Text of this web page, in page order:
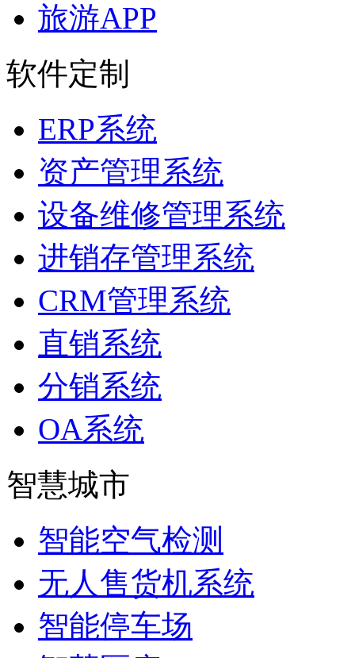
旅游APP
软件定制
ERP系统
资产管理系统
设备维修管理系统
进销存管理系统
CRM管理系统
直销系统
分销系统
OA系统
智慧城市
智能空气检测
无人售货机系统
智能停车场